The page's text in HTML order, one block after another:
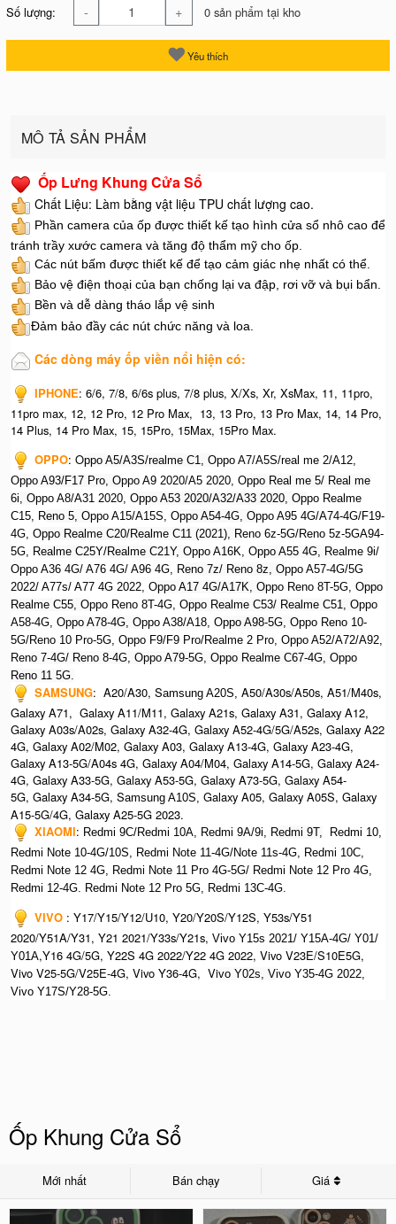
Số lượng: - + 0 sản phẩm tại kho
Yêu thích
MÔ TẢ SẢN PHẨM
Ốp Lưng Khung Cửa Sổ
Chất Liệu: Làm bằng vật liệu TPU chất lượng cao.
Phần camera của ốp được thiết kế tạo hình cửa sổ nhô cao để
tránh trầy xước camera và tăng độ thẩm mỹ cho ốp.
Các nút bấm được thiết kế để tạo cảm giác nhẹ nhất có thể.
Bảo vệ điện thoại của bạn chống lại va đập, rơi vỡ và bụi bẩn.
Bền và dễ dàng tháo lắp vệ sinh
Đảm bảo đầy các nút chức năng và loa.
Các dòng máy ốp viền nổi hiện có:
IPHONE: 6/6, 7/8, 6/6s plus, 7/8 plus, X/Xs, Xr, XsMax, 11, 11pro,
11pro max, 12, 12 Pro, 12 Pro Max, 13, 13 Pro, 13 Pro Max, 14, 14 Pro,
14 Plus, 14 Pro Max, 15, 15Pro, 15Max, 15Pro Max.
OPPO: Oppo A5/A3S/realme C1, Oppo A7/A5S/real me 2/A12,
Oppo A93/F17 Pro, Oppo A9 2020/A5 2020, Oppo Real me 5/ Real me
6i, Oppo A8/A31 2020, Oppo A53 2020/A32/A33 2020, Oppo Realme
C15, Reno 5, Oppo A15/A15S, Oppo A54-4G, Oppo A95 4G/A74-4G/F19-
4G, Oppo Realme C20/Realme C11 (2021), Reno 6z-5G/Reno 5z-5GA94-
5G, Realme C25Y/Realme C21Y, Oppo A16K, Oppo A55 4G, Realme 9i/
Oppo A36 4G/ A76 4G/ A96 4G, Reno 7z/ Reno 8z, Oppo A57-4G/5G
2022/ A77s/ A77 4G 2022, Oppo A17 4G/A17K, Oppo Reno 8T-5G, Oppo
Realme C55, Oppo Reno 8T-4G, Oppo Realme C53/ Realme C51, Oppo
A58-4G, Oppo A78-4G, Oppo A38/A18, Oppo A98-5G, Oppo Reno 10-
5G/Reno 10 Pro-5G, Oppo F9/F9 Pro/Realme 2 Pro, Oppo A52/A72/A92,
Reno 7-4G/ Reno 8-4G, Oppo A79-5G, Oppo Realme C67-4G, Oppo
Reno 11 5G.
SAMSUNG: A20/A30, Samsung A20S, A50/A30s/A50s, A51/M40s,
Galaxy A71, Galaxy A11/M11, Galaxy A21s, Galaxy A31, Galaxy A12,
Galaxy A03s/A02s, Galaxy A32-4G, Galaxy A52-4G/5G/A52s, Galaxy A22
4G, Galaxy A02/M02, Galaxy A03, Galaxy A13-4G, Galaxy A23-4G,
Galaxy A13-5G/A04s 4G, Galaxy A04/M04, Galaxy A14-5G, Galaxy A24-
4G, Galaxy A33-5G, Galaxy A53-5G, Galaxy A73-5G, Galaxy A54-
5G, Galaxy A34-5G, Samsung A10S, Galaxy A05, Galaxy A05S, Galaxy
A15-5G/4G, Galaxy A25-5G 2023.
XIAOMI: Redmi 9C/Redmi 10A, Redmi 9A/9i, Redmi 9T,
Redmi 10,
Redmi Note 10-4G/10S, Redmi Note 11-4G/Note 11s-4G, Redmi 10C,
Redmi Note 12 4G,
Redmi Note 11 Pro 4G-5G/ Redmi Note 12 Pro 4G,
Redmi 12-4G.
Redmi Note 12 Pro 5G, Redmi 13C-4G.
VIVO : Y17/Y15/Y12/U10, Y20/Y20S/Y12S, Y53s/Y51
2020/Y51A/Y31, Y21 2021/Y33s/Y21s, Vivo Y15s 2021/ Y15A-4G/ Y01/
Y01A,Y16 4G/5G, Y22S 4G 2022/Y22 4G 2022, Vivo V23E/S10E5G,
Vivo V25-5G/V25E-4G, Vivo Y36-4G, Vivo Y02s, Vivo Y35-4G 2022,
Vivo Y17S/Y28-5G.
Ốp Khung Cửa Sổ
Mới nhất Bán chạy Giá